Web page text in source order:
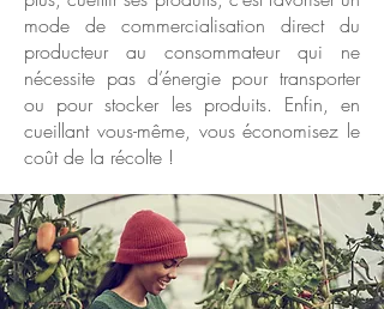
mode de commercialisation direct du
producteur au consommateur qui ne
nécessite pas d’énergie pour transporter
ou pour stocker les produits. Enfin, en
cueillant vous-même, vous économisez le
coût de la récolte !